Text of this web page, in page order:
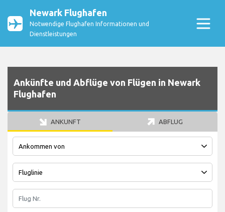
Newark Flughafen
Notwendige Flughafen Informationen und
Dienstleistungen
Ankünfte und Abflüge von Flügen in Newark
Flughafen
ANKUNFT ABFLUG